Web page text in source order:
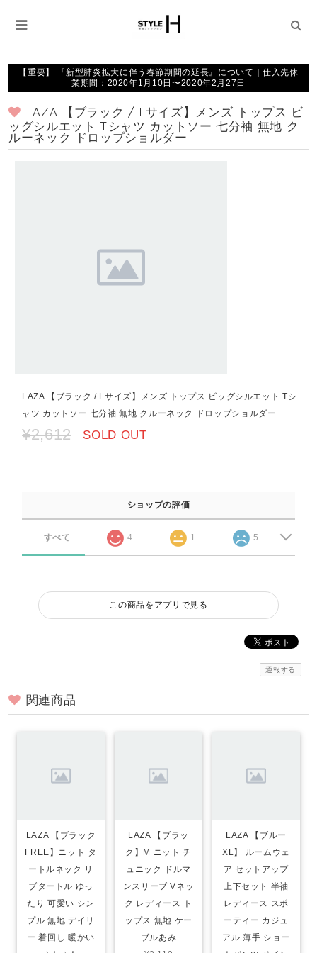
【重要】 『新型肺炎拡大に伴う春節期間の延長』について｜仕入先休
業期間：2020年1月10日〜2020年2月27日
LAZA 【ブラック / Lサイズ】メンズ トップス ビ
ッグシルエット Tシャツ カットソー 七分袖 無地 ク
ルーネック ドロップショルダー
LAZA 【ブラック / Lサイズ】メンズ トップス ビッグシルエット Tシ
ャツ カットソー 七分袖 無地 クルーネック ドロップショルダー
¥2,612 SOLD OUT
ショップの評価
すべて 4 1 5
この商品をアプリで見る
通報する
関連商品
LAZA 【ブラック
FREE】ニット タ
ートルネック リ
ブタートル ゆっ
たり 可愛い シン
プル 無地 デイリ
ー 着回し 暖かい
LAZA 【ブラッ
ク】M ニット チ
ュニック ドルマ
ンスリーブ Vネッ
ク レディース ト
ップス 無地 ケー
ブルあみ
LAZA 【ブルー
XL】 ルームウェ
ア セットアップ
上下セット 半袖
レディース スポ
ーティー カジュ
アル 薄手 ショー